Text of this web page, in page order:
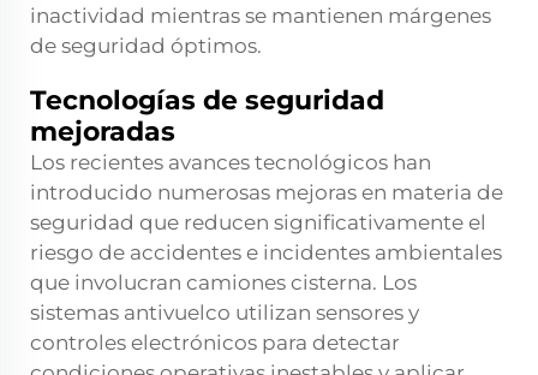
inactividad mientras se mantienen márgenes
de seguridad óptimos.
Tecnologías de seguridad
mejoradas
Los recientes avances tecnológicos han
introducido numerosas mejoras en materia de
seguridad que reducen significativamente el
riesgo de accidentes e incidentes ambientales
que involucran camiones cisterna. Los
sistemas antivuelco utilizan sensores y
controles electrónicos para detectar